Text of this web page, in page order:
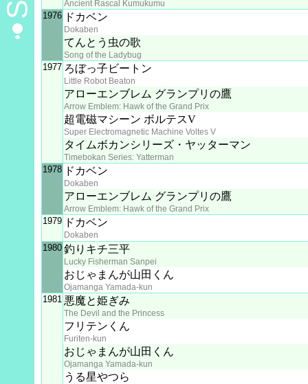
Ancient Rascal Kumukumu
1976 ドカベン
Dokaben
てんとう虫の歌
Song of the Ladybug
1977 ろぼっ子ビートン
Little Robot Beaton
アローエンブレム グランプリの鷹
Arrow Emblem: Hawk of the Grand Prix
超電磁マシーン ボルテスV
Super Electromagnetic Machine Voltes V
タイムボカンシリーズ・ヤッターマン
Timebokan Series: Yatterman
1978 ドカベン
Dokaben
アローエンブレム グランプリの鷹
Arrow Emblem: Hawk of the Grand Prix
1979 ドカベン
Dokaben
1980 釣りキチ三平
Lucky Fisherman Sanpei
おじゃまんが山田くん
Ojamanga Yamada-kun
1981 悪魔と姫ぎみ
The Devil and the Princess
フリテンくん
Furiten-kun
おじゃまんが山田くん
Ojamanga Yamada-kun
うる星やつら